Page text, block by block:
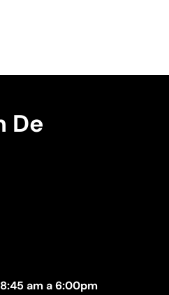
De
am a 6:00pm